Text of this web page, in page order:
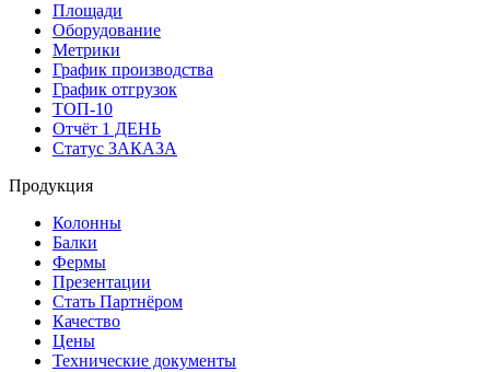
Площади
Оборудование
Метрики
График производства
График отгрузок
ТОП-10
Отчёт 1 ДЕНЬ
Статус ЗАКАЗА
Продукция
Колонны
Балки
Фермы
Презентации
Стать Партнёром
Качество
Цены
Технические документы